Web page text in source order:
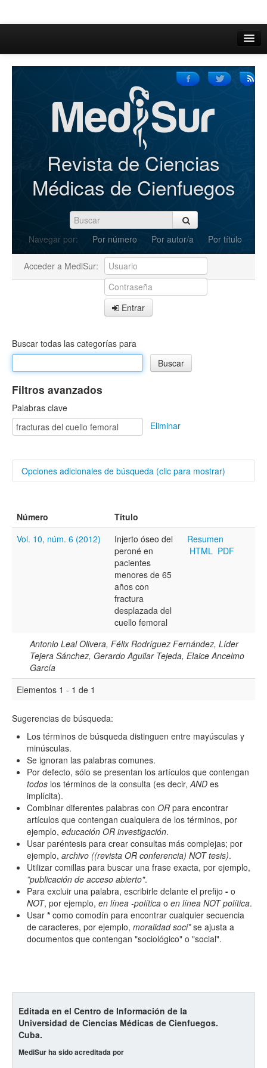
Inicio
Iniciar sesión
Registrarse
Revista de Ciencias
Médicas de Cienfuegos
Navegar por: Por número Por autor/a Por título
Acceder a MediSur:
Entrar
Buscar todas las categorías para
Filtros avanzados
Palabras clave
Eliminar
Opciones adicionales de búsqueda (clic para mostrar)
Autores/as
Texto completo
Archivo(s) adicional(es)
Fecha
De
Hasta
Términos de indexación
Disciplinas
Cobertura
Número
Título
Vol. 10, núm. 6 (2012)
Injerto óseo del
peroné en
pacientes
menores de 65
años con
fractura
desplazada del
cuello femoral
Resumen
HTML PDF
Antonio Leal Olivera, Félix Rodríguez Fernández, Líder
Tejera Sánchez, Gerardo Aguilar Tejeda, Elaice Ancelmo
García
Elementos 1 - 1 de 1
Sugerencias de búsqueda:
Los términos de búsqueda distinguen entre mayúsculas y
minúsculas.
Se ignoran las palabras comunes.
Por defecto, sólo se presentan los artículos que contengan
todos los términos de la consulta (es decir, AND es
implícita).
Combinar diferentes palabras con OR para encontrar
artículos que contengan cualquiera de los términos, por
ejemplo, educación OR investigación.
Usar paréntesis para crear consultas más complejas; por
ejemplo, archivo ((revista OR conferencia) NOT tesis).
Utilizar comillas para buscar una frase exacta, por ejemplo,
”publicación de acceso abierto".
Para excluir una palabra, escribirle delante el prefijo - o
NOT, por ejemplo, en línea -política o en línea NOT política.
Usar * como comodín para encontrar cualquier secuencia
de caracteres, por ejemplo, moralidad soci*se ajusta a
documentos que contengan "sociológico" o "social".
Editada en el Centro de Información de la
Universidad de Ciencias Médicas de Cienfuegos.
Cuba.
MediSur ha sido acreditada por